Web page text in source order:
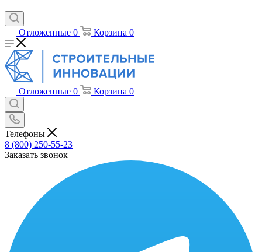
Отложенные 0 Корзина 0
Отложенные 0 Корзина 0
Телефоны
8 (800) 250-55-23
Заказать звонок